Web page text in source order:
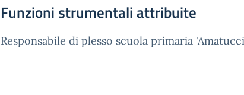
Funzioni strumentali attribuite
Responsabile di plesso scuola primaria